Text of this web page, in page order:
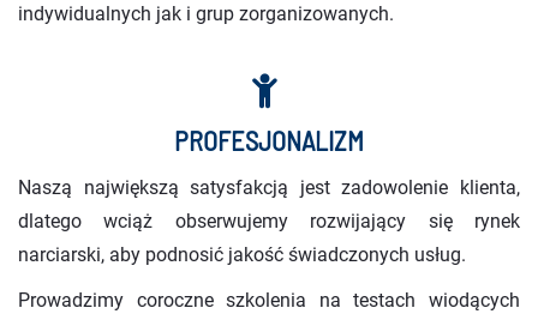
indywidualnych jak i grup zorganizowanych.
PROFESJONALIZM
Naszą największą satysfakcją jest zadowolenie klienta,
dlatego wciąż obserwujemy rozwijający się rynek
narciarski, aby podnosić jakość świadczonych usług.
Prowadzimy coroczne szkolenia na testach wiodących